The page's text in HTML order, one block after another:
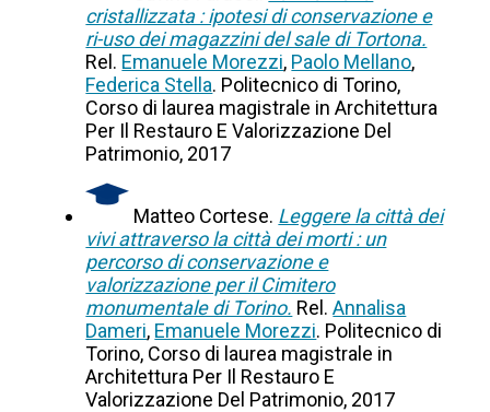
cristallizzata : ipotesi di conservazione e
ri-uso dei magazzini del sale di Tortona.
Rel. Emanuele Morezzi, Paolo Mellano,
Federica Stella. Politecnico di Torino,
Corso di laurea magistrale in Architettura
Per Il Restauro E Valorizzazione Del
Patrimonio, 2017
Matteo Cortese. Leggere la città dei
vivi attraverso la città dei morti : un
percorso di conservazione e
valorizzazione per il Cimitero
monumentale di Torino. Rel.Annalisa
Dameri, Emanuele Morezzi. Politecnico di
Torino, Corso di laurea magistrale in
Architettura Per Il Restauro E
Valorizzazione Del Patrimonio, 2017